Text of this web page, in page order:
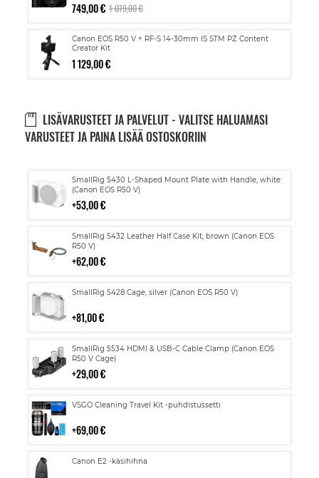
749,00 € 1 079,00 €
Canon EOS R50 V + RF-S 14-30mm IS STM PZ Content
Creator Kit
1 129,00 €
LISÄVARUSTEET JA PALVELUT - VALITSE HALUAMASI
VARUSTEET JA PAINA LISÄÄ OSTOSKORIIN
SmallRig 5430 L-Shaped Mount Plate with Handle, white
(Canon EOS R50 V)
53,00 €
Lisää
ostoskoriin
SmallRig 5432 Leather Half Case Kit, brown (Canon EOS
R50 V)
62,00 €
Lisää
ostoskoriin
SmallRig 5428 Cage, silver (Canon EOS R50 V)
81,00 €
Lisää
SmallRig 5534 HDMI & USB-C Cable Clamp (Canon EOS
R50 V Cage)
29,00 €
Lisää
ostoskoriin
VSGO Cleaning Travel Kit -puhdistussetti
69,00 €
Lisää
Canon E2 -käsihihna
Lisää